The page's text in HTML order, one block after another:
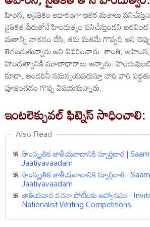
హింస, అనైతికం ఆధారంగా ఇతర మతాలు
నైతికత పేరుతోనే హిందుత్వం పనిచేస్తుందని
మతాన్ని నాశనం చేసి, తమ మతమే గొప్పది అని
తెగబడుతున్నారు అని వివరించారు. శాంతి,
హిందుత్వానికి మూలాధారాలు అన్నారు.
కూడా, అందరినీ సమన్వయపరుస్తూ వారి వారి
పూజించడం గొప్ప విషయమన్నారు.
ఇంటలెక్చువల్ ఫిట్నెస్ సాధించాలి:
Also Read
సాంస్కృతిక జాతీయవాదానికి స్ఫూర్తిదాత |
Jaatiyavaadam
సాంస్కృతిక జాతీయవాదానికి స్ఫూర్తిదాత -
Jaatiyavaadam
జాతీయవాద రచనా పోటీలకు ఆహ్వానము -
Nationalist Writing Competitions